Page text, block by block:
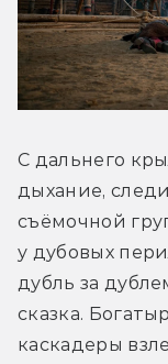
С дальнего
дыхание,
съёмочной
у дубовых
дубль за
сказка.
каскадеры